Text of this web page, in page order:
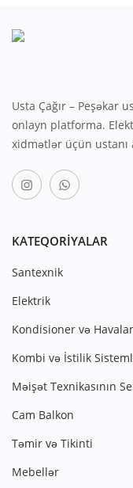
Usta Çağır – Peşəkar
onlayn platforma.
xidmətlər üçün ustanı
KATEQORIYALAR
Santexnik
Elektrik
Kondisioner və
Kombi və İstilik
Məişət Texnikasının
Cam Balkon
Təmir və Tikinti
Mebellər